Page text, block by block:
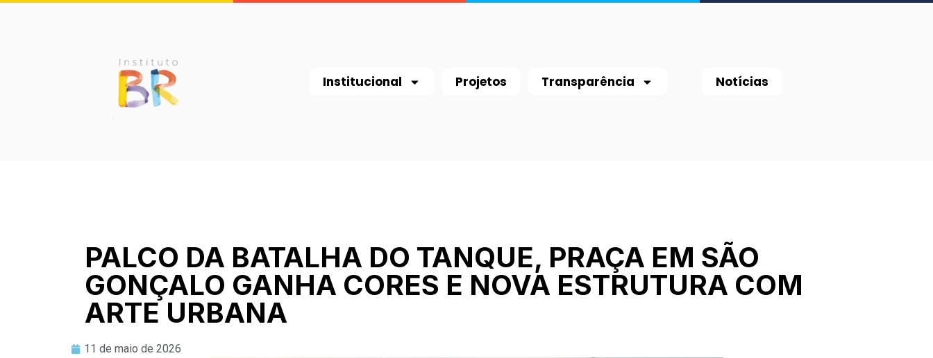
Institucional Projetos Transparência Notícias
PALCO DA BATALHA DO TANQUE, PRAÇA EM SÃO
GONÇALO GANHA CORES E NOVA ESTRUTURA COM
ARTE URBANA
11 de maio de 2026